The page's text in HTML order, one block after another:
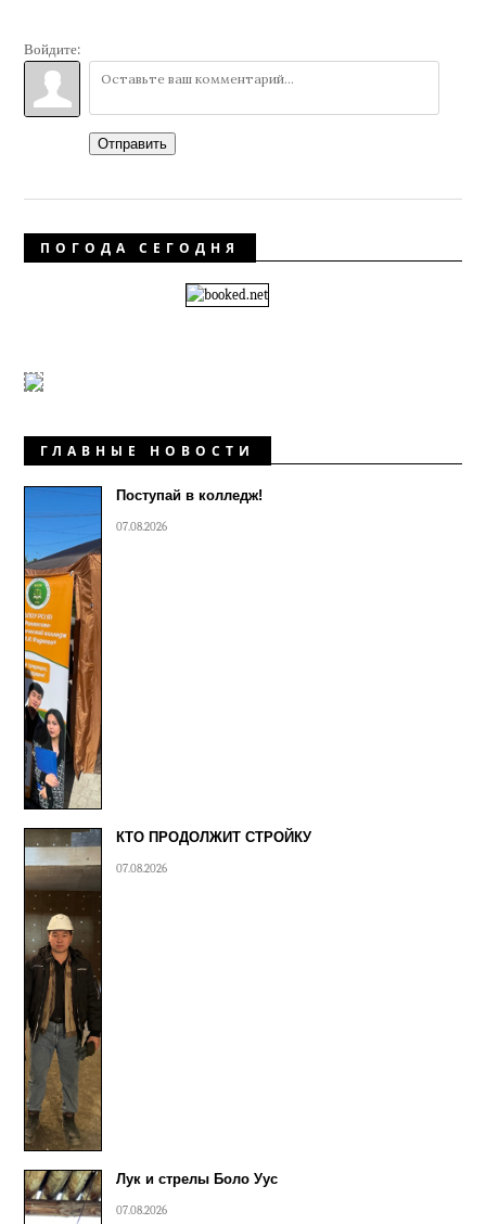
Войдите:
Отправить
ПОГОДА СЕГОДНЯ
ГЛАВНЫЕ НОВОСТИ
Поступай в колледж!
07.08.2026
КТО ПРОДОЛЖИТ СТРОЙКУ
07.08.2026
Лук и стрелы Боло Уус
07.08.2026